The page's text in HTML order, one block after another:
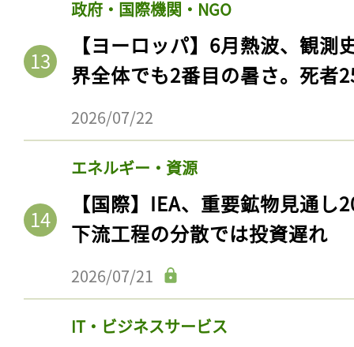
政府・国際機関・NGO
【ヨーロッパ】6月熱波、観
界全体でも2番目の暑さ。死者
2026/07/22
エネルギー・資源
【国際】IEA、重要鉱物見通
下流工程の分散では投資遅れ
2026/07/21
IT・ビジネスサービス